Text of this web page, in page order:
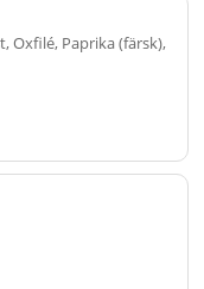
Oxfilé, Paprika (färsk),